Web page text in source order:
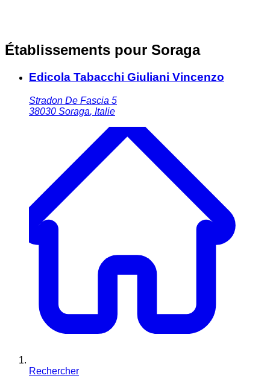
Établissements pour Soraga
Edicola Tabacchi Giuliani Vincenzo
Stradon De Fascia 5
38030 Soraga, Italie
Rechercher